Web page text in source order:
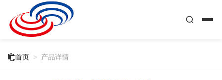
首页 > 产品详情